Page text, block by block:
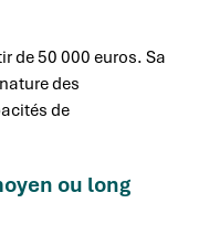
de 50 000 euros. Sa
des
de
ou long